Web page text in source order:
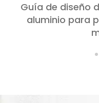
Elección de
dormitorios y